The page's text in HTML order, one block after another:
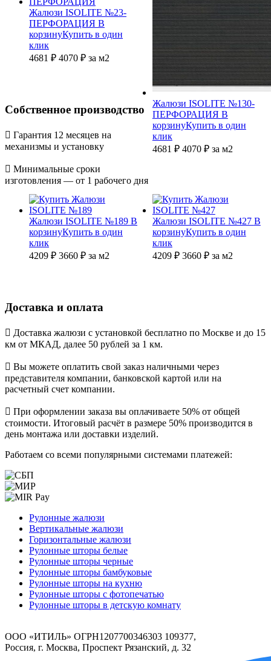
Жалюзи ISOLITE №23-
ПЕРФОРАЦИЯ В
корзинуКупить в один
клик
4681 ₽ 4070 ₽ за м2
Жалюзи ISOLITE №130-
ПЕРФОРАЦИЯ В
корзинуКупить в один
клик
4681 ₽ 4070 ₽ за м2
Жалюзи ISOLITE №189 В
корзинуКупить в один
клик
4209 ₽ 3660 ₽ за м2
Жалюзи ISOLITE №427 В
корзинуКупить в один
клик
4209 ₽ 3660 ₽ за м2
Собственное производство
Гарантия 12 месяцев на
механизмы и установку
Минимальные сроки
изготовления — от 1 рабочего дня
Доставка и оплата
Доставка жалюзи с установкой бесплатно по Москве и до 15
км от МКАД, далее 50 рублей за 1 км.
Вы можете оплатить свой заказ наличными через
представителя компании, банковской картой или на
расчетный счет компании.
При оформлении заказа вы оплачиваете 50% от общей
стоимости. Итоговый расчёт в размере 50% производится в
день монтажа или доставки изделий.
Работаем со всеми популярными системами платежей:
Рулонные жалюзи
Вертикальные жалюзи
Горизонтальные жалюзи
Рулонные шторы белые
Рулонные шторы черные
Рулонные шторы бамбуковые
Рулонные шторы на кухню
Рулонные шторы с фотопечатью
Рулонные шторы в детскую комнату
ООО «ИТИЛЬ» ОГРН1207700346303 109377,
Россия, г. Москва, Проспект Рязанский, д. 32